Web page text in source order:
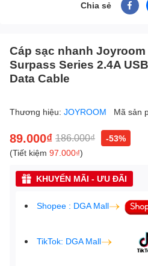
Chia sẻ
Cáp sạc nhanh Joyroom
Surpass Series 2.4A
Data Cable
Thương hiệu: JOYROOM Mã sản
89.000₫ 186.000₫
-53%
(Tiết kiệm 97.000₫)
KHUYẾN MÃI - ƯU ĐÃI
Shopee : DGA Mall
TikTok: DGA Mall